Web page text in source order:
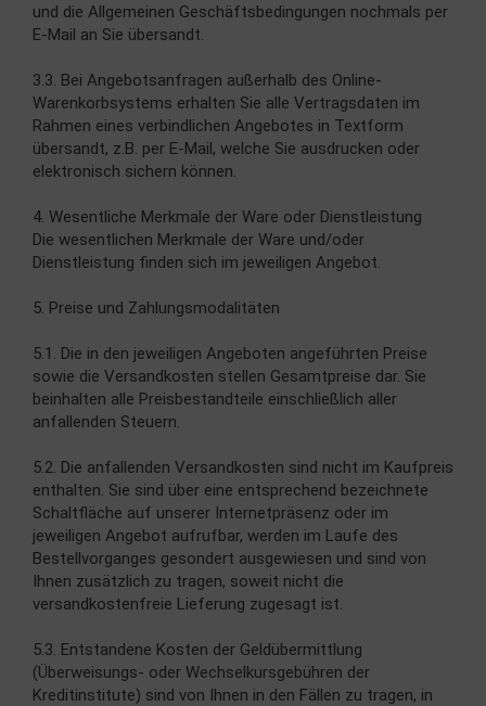
und die Allgemeinen Geschäftsbedingungen nochmals per
E-Mail an Sie übersandt.
3.3. Bei Angebotsanfragen außerhalb des Online-
Warenkorbsystems erhalten Sie alle Vertragsdaten im
Rahmen eines verbindlichen Angebotes in Textform
übersandt, z.B. per E-Mail, welche Sie ausdrucken oder
elektronisch sichern können.
4. Wesentliche Merkmale der Ware oder Dienstleistung
Die wesentlichen Merkmale der Ware und/oder
Dienstleistung finden sich im jeweiligen Angebot.
5. Preise und Zahlungsmodalitäten
5.1. Die in den jeweiligen Angeboten angeführten Preise
sowie die Versandkosten stellen Gesamtpreise dar. Sie
beinhalten alle Preisbestandteile einschließlich aller
anfallenden Steuern.
5.2. Die anfallenden Versandkosten sind nicht im Kaufpreis
enthalten. Sie sind über eine entsprechend bezeichnete
Schaltfläche auf unserer Internetpräsenz oder im
jeweiligen Angebot aufrufbar, werden im Laufe des
Bestellvorganges gesondert ausgewiesen und sind von
Ihnen zusätzlich zu tragen, soweit nicht die
versandkostenfreie Lieferung zugesagt ist.
5.3. Entstandene Kosten der Geldübermittlung
(Überweisungs- oder Wechselkursgebühren der
Kreditinstitute) sind von Ihnen in den Fällen zu tragen, in